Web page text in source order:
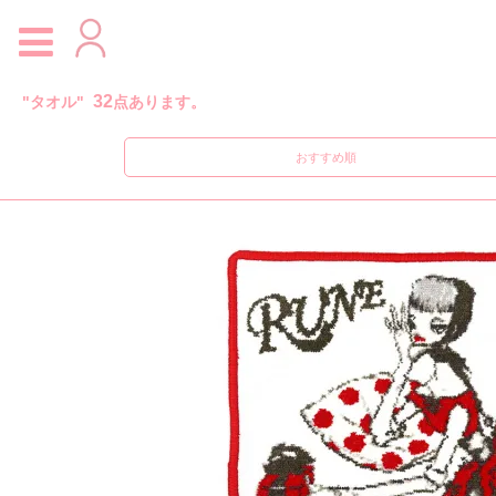
"タオル" 32点あります。
おすすめ順